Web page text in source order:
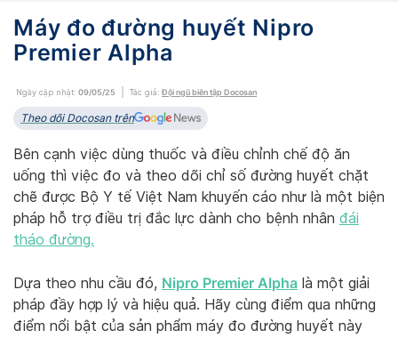
Máy đo đường huyết Nipro
Premier Alpha
Ngày cập nhật: 09/05/25 Tác giả: Đội ngũ biên tập Docosan
Theo dõi Docosan trên
Bên cạnh việc dùng thuốc và điều chỉnh chế độ ăn
uống thì việc đo và theo dõi chỉ số đường huyết chặt
chẽ được Bộ Y tế Việt Nam khuyến cáo như là một biện
pháp hỗ trợ điều trị đắc lực dành cho bệnh nhân đái
tháo đường.
Dựa theo nhu cầu đó, Nipro Premier Alpha là một giải
pháp đầy hợp lý và hiệu quả. Hãy cùng điểm qua những
điểm nổi bật của sản phẩm máy đo đường huyết này